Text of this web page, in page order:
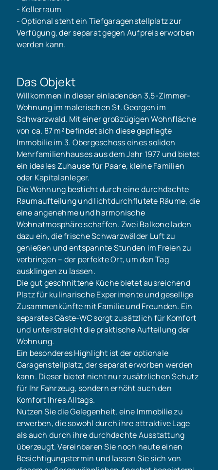
- Kellerraum
- Optional steht ein Tiefgaragenstellplatz zur
Verfügung, der separat gegen Aufpreis erworben
werden kann.
Das Objekt
Willkommen in dieser einladenden 3,5-Zimmer-
Wohnung im malerischen St. Georgen im
Schwarzwald. Mit einer großzügigen Wohnfläche
von ca. 87 m² befindet sich diese gepflegte
Immobilie im 3. Obergeschoss eines soliden
Mehrfamilienhauses aus dem Jahr 1977 und bietet
ein ideales Zuhause für Paare, kleine Familien
oder Kapitalanleger.
Die Wohnung besticht durch eine durchdachte
Raumaufteilung und lichtdurchflutete Räume, die
eine angenehme und harmonische
Wohnatmosphäre schaffen. Zwei Balkone laden
dazu ein, die frische Schwarzwälder Luft zu
genießen und entspannte Stunden im Freien zu
verbringen – der perfekte Ort, um den Tag
ausklingen zu lassen.
Die gut geschnittene Küche bietet ausreichend
Platz für kulinarische Experimente und gesellige
Zusammenkünfte mit Familie und Freunden. Ein
separates Gäste-WC sorgt zusätzlich für Komfort
und unterstreicht die praktische Aufteilung der
Wohnung.
Ein besonderes Highlight ist der optionale
Garagenstellplatz, der separat erworben werden
kann. Dieser bietet nicht nur zusätzlichen Schutz
für Ihr Fahrzeug, sondern erhöht auch den
Komfort Ihres Alltags.
Nutzen Sie die Gelegenheit, eine Immobilie zu
erwerben, die sowohl durch ihre attraktive Lage
als auch durch ihre durchdachte Ausstattung
überzeugt. Vereinbaren Sie noch heute einen
Besichtigungstermin und lassen Sie sich von